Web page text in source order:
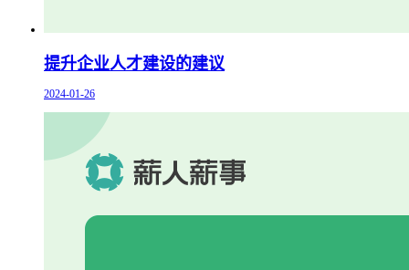
提升企业人才建设的建议
2024-01-26